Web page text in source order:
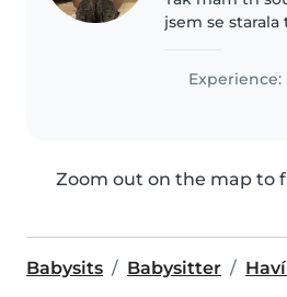
jsem se
dokončenou
Jsem zdravotní
dětmi mě
Experience:
Zoom out on the map to
Babysits Babysitter